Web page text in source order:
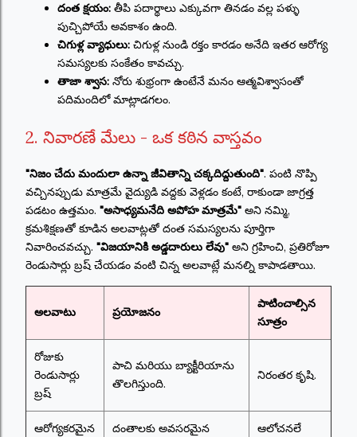
దంత క్షయం: తీపి పదార్థాలు ఎక్కువగా తినడం వల్ల పళ్ళు
పుచ్చిపోయే అవకాశం ఉంది.
చిగుళ్ల వ్యాధులు: చిగుళ్ల నుండి రక్తం కారడం అనేది ఇతర ఆరోగ్య
సమస్యలకు సంకేతం కావచ్చు.
తాజా శ్వాస: నోరు శుభ్రంగా ఉంటేనే మనం ఆత్మవిశ్వాసంతో
పదిమందిలో మాట్లాడగలం.
2. నివారణే మేలు - ఒక కఠిన వాస్తవం
"నిజం చేదు మందులా ఉన్నా జీవితాన్ని చక్కదిద్దుతుంది". పంటి నొప్పి
వచ్చినప్పుడు మాత్రమే వైద్యుడి వద్దకు వెళ్లడం కంటే, రాకుండా జాగ్రత్త
పడటం ఉత్తమం. "అసాధ్యమనేది అపోహ మాత్రమే" అని నమ్మి,
క్రమశిక్షణతో కూడిన అలవాట్లతో దంత సమస్యలను పూర్తిగా
నివారించవచ్చు. "విజయానికి అడ్డదారులు లేవు" అని గ్రహించి, ప్రతిరోజూ
రెండుసార్లు బ్రష్ చేయడం వంటి చిన్న అలవాట్లే మనల్ని కాపాడతాయి.
అలవాటు ప్రయోజనం
పాటించాల్సిన
సూత్రం
రోజుకు
రెండుసార్లు
బ్రష్
పాచి మరియు బ్యాక్టీరియాను
తొలగిస్తుంది.
నిరంతర కృషి.
ఆరోగ్యకరమైన
దంతాలకు అవసరమైన
ఆలోచనలే